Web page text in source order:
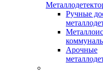
Ручные
Арочные